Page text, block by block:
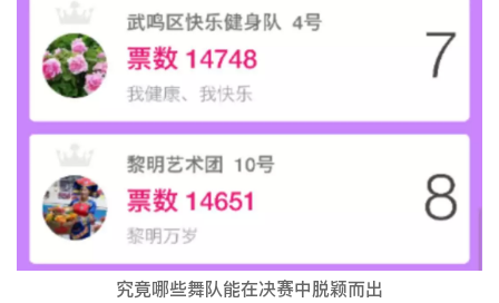
究竟哪些舞队能在决赛中脱颖而出